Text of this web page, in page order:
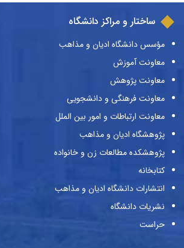
ساختار و مراکز دانشگاه
مؤسس دانشگاه ادیان و مذاهب
معاونت آموزش
معاونت پژوهش
معاونت فرهنگی و دانشجویی
معاونت ارتباطات و امور بین الملل
پژوهشگاه ادیان و مذاهب
پژوهشکده مطالعات زن و خانواده
کتابخانه
انتشارات دانشگاه ادیان و مذاهب
نشریات دانشگاه
حراست